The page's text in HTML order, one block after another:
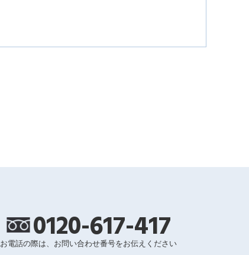
0120-617-417
お電話の際は、お問い合わせ番号をお伝えください